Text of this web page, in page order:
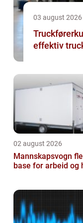
03 august 2026
Truckførerkurs i
effektiv
02 august 2026
Mannskapsvogn fleksibel
base for arbeid og